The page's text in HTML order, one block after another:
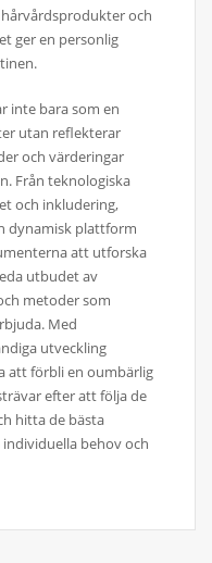
och
ger en personlig
inte bara som en
utan reflekterar
och värderingar
Från teknologiska
och inkludering,
dynamisk plattform
att utforska
utbudet av
metoder som
Med
utveckling
att förbli en oumbärlig
efter att följa de
hitta de bästa
behov och